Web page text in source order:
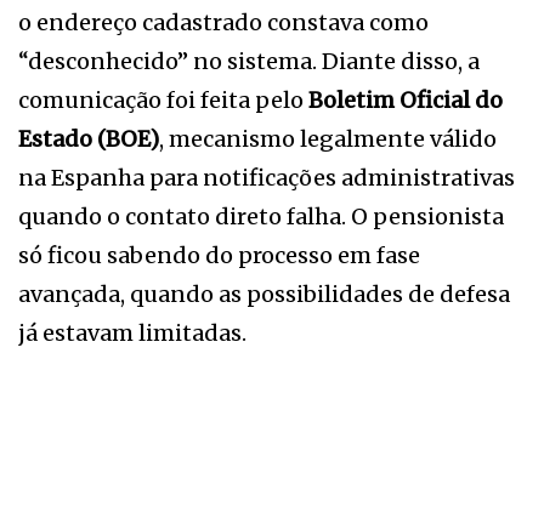
o endereço cadastrado constava como
“desconhecido” no sistema. Diante disso, a
comunicação foi feita pelo Boletim Oficial do
Estado (BOE), mecanismo legalmente válido
na Espanha para notificações administrativas
quando o contato direto falha. O pensionista
só ficou sabendo do processo em fase
avançada, quando as possibilidades de defesa
já estavam limitadas.